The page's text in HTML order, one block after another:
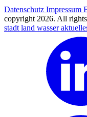
Datenschutz Impressum
copyright 2026. All rights
stadt land wasser